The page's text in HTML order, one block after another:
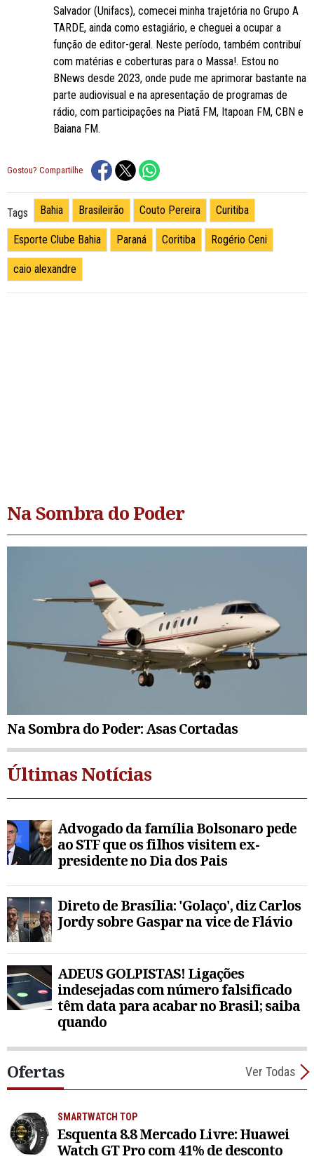
Salvador (Unifacs), comecei minha trajetória no Grupo A
TARDE, ainda como estagiário, e cheguei a ocupar a
função de editor-geral. Neste período, também contribuí
com matérias e coberturas para o Massa!. Estou no
BNews desde 2023, onde pude me aprimorar bastante na
parte audiovisual e na apresentação de programas de
rádio, com participações na Piatã FM, Itapoan FM, CBN e
Baiana FM.
Gostou? Compartilhe
Tags Bahia Brasileirão Couto Pereira Curitiba
Esporte Clube Bahia Paraná Coritiba Rogério Ceni
caio alexandre
Na Sombra do Poder
Na Sombra do Poder: Asas Cortadas
Últimas Notícias
Advogado da família Bolsonaro pede
ao STF que os filhos visitem ex-
presidente no Dia dos Pais
Direto de Brasília: 'Golaço', diz Carlos
Jordy sobre Gaspar na vice de Flávio
ADEUS GOLPISTAS! Ligações
indesejadas com número falsificado
têm data para acabar no Brasil; saiba
quando
Ofertas Ver Todas
SMARTWATCH TOP
Esquenta 8.8 Mercado Livre: Huawei
Watch GT Pro com 41% de desconto